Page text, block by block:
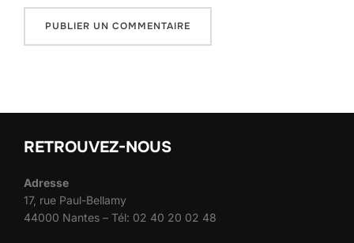
RETROUVEZ-NOUS
Adresse
17, rue Paul-Bellamy
44000 Nantes – Tél: 02 40 20 02 48